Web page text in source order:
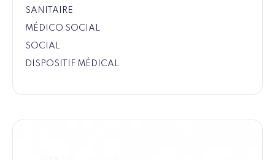
SANITAIRE
MÉDICO SOCIAL
SOCIAL
DISPOSITIF MÉDICAL